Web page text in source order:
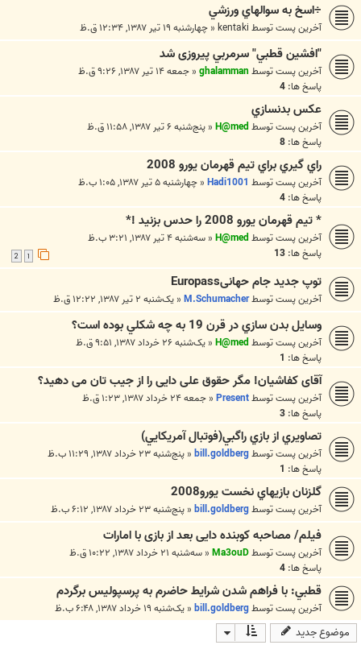
÷اسخ به سوالهاي ورزشي
آخرین پست توسطkentaki
« چهارشنبه ۱۹ تیر ۱۳۸۷, ۱۲:۳۴ ق.ظ
"افشين قطبي" سرمربي پیروزی شد
آخرین پست توسطghalamman
« جمعه ۱۴ تیر ۱۳۸۷, ۹:۲۶ ق.ظ
پاسخ ها: 4
عكس بدنسازي
آخرین پست توسطH@med
« پنج‌شنبه ۶ تیر ۱۳۸۷, ۱۱:۵۸ ق.ظ
پاسخ ها: 8
راي گيري براي تيم قهرمان يورو 2008
آخرین پست توسطHadi1001
« چهارشنبه ۵ تیر ۱۳۸۷, ۱:۰۵ ب.ظ
پاسخ ها: 4
* تيم قهرمان يورو 2008 را حدس بزنيد !*
آخرین پست توسطH@med
« سه‌شنبه ۴ تیر ۱۳۸۷, ۳:۲۱ ب.ظ
پاسخ ها: 13
توپ جدید جام حهانیEuropass
آخرین پست توسطM.Schumacher
« یک‌شنبه ۲ تیر ۱۳۸۷, ۱۲:۲۲ ق.ظ
وسايل بدن سازي در قرن 19 به چه شكلي بوده است؟
آخرین پست توسطH@med
« یک‌شنبه ۲۶ خرداد ۱۳۸۷, ۹:۵۱ ق.ظ
پاسخ ها: 1
آقای کفاشیان! مگر حقوق علی دایی را از جیب تان می دهید؟
آخرین پست توسطPresent
« جمعه ۲۴ خرداد ۱۳۸۷, ۱:۲۳ ق.ظ
پاسخ ها: 3
تصاويري از بازي راگبي(فوتبال آمريكايي)
آخرین پست توسطbill.goldberg
« پنج‌شنبه ۲۳ خرداد ۱۳۸۷, ۱۱:۲۹ ب.ظ
پاسخ ها: 1
گلزنان بازيهاي نخست يورو2008
آخرین پست توسطbill.goldberg
« پنج‌شنبه ۲۳ خرداد ۱۳۸۷, ۶:۱۲ ب.ظ
فیلم/ مصاحبه کوبنده دایی بعد از بازی با امارات
آخرین پست توسطMa3ouD
« سه‌شنبه ۲۱ خرداد ۱۳۸۷, ۱۰:۲۲ ق.ظ
پاسخ ها: 4
قطبي: با فراهم شدن شرايط حاضرم به پرسپوليس برگردم
آخرین پست توسطbill.goldberg
« یک‌شنبه ۱۹ خرداد ۱۳۸۷, ۶:۴۸ ب.ظ
موضوع جدید